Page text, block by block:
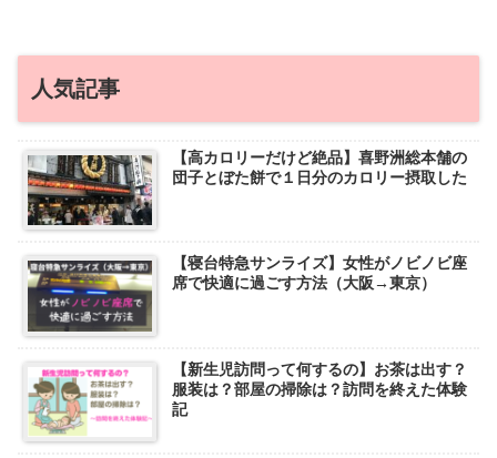
人気記事
【高カロリーだけど絶品】喜野洲総本舗の
団子とぼた餅で１日分のカロリー摂取した
【寝台特急サンライズ】女性がノビノビ座
席で快適に過ごす方法（大阪→東京）
【新生児訪問って何するの】お茶は出す？
服装は？部屋の掃除は？訪問を終えた体験
記